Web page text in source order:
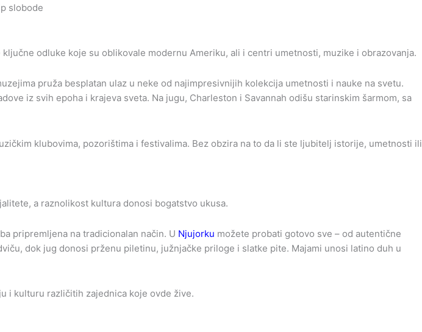
odluke koje su oblikovale modernu Ameriku, ali i centri umetnosti, muzike i obrazovanja.
pruža besplatan ulaz u neke od najimpresivnijih kolekcija umetnosti i nauke na svetu.
iz svih epoha i krajeva sveta. Na jugu, Charleston i Savannah odišu starinskim šarmom, sa
klubovima, pozorištima i festivalima. Bez obzira na to da li ste ljubitelj istorije, umetnosti ili
a raznolikost kultura donosi bogatstvo ukusa.
pripremljena na tradicionalan način. U Njujorku možete probati gotovo sve – od autentične
dok jug donosi prženu piletinu, južnjačke priloge i slatke pite. Majami unosi latino duh u
i kulturu različitih zajednica koje ovde žive.